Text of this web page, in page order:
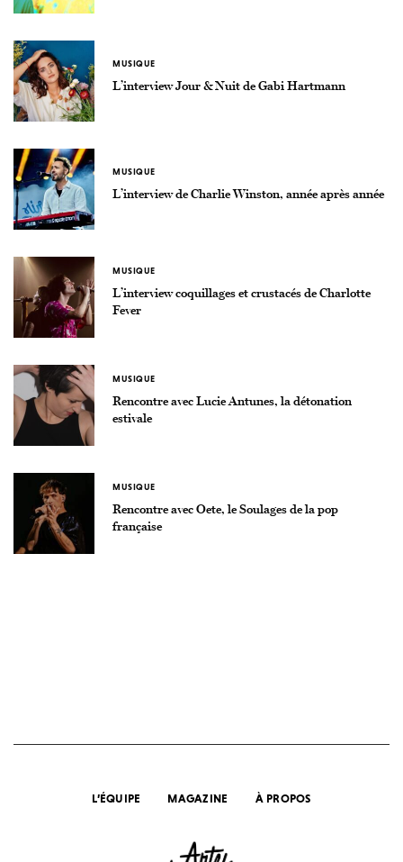
MUSIQUE
L’interview Jour & Nuit de Gabi Hartmann
MUSIQUE
L’interview de Charlie Winston, année après année
MUSIQUE
L’interview coquillages et crustacés de Charlotte
Fever
MUSIQUE
Rencontre avec Lucie Antunes, la détonation
estivale
MUSIQUE
Rencontre avec Oete, le Soulages de la pop
française
L’ÉQUIPE MAGAZINE À PROPOS